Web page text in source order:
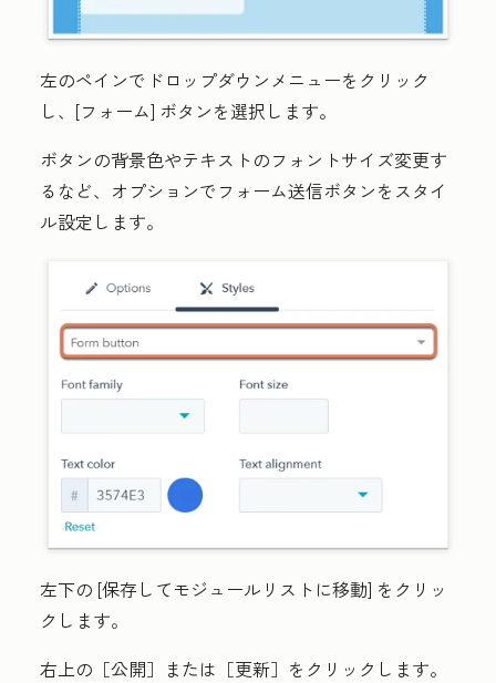
左のペインで ドロップダウンメニューをクリック
し、 [フォーム] ボタンを選択します。
ボタンの背景色やテキストのフォントサイズ変更す
るなど、オプションでフォーム送信ボタンをスタイ
ル設定します。
左下の [保存してモジュールリストに移動] をクリッ
クします。
右上の［公開］ または［更新］ をクリックします。